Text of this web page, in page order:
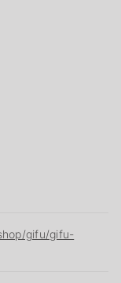
gifu/gifu-